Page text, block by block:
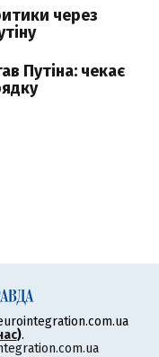
через
Путіна: чекає
).